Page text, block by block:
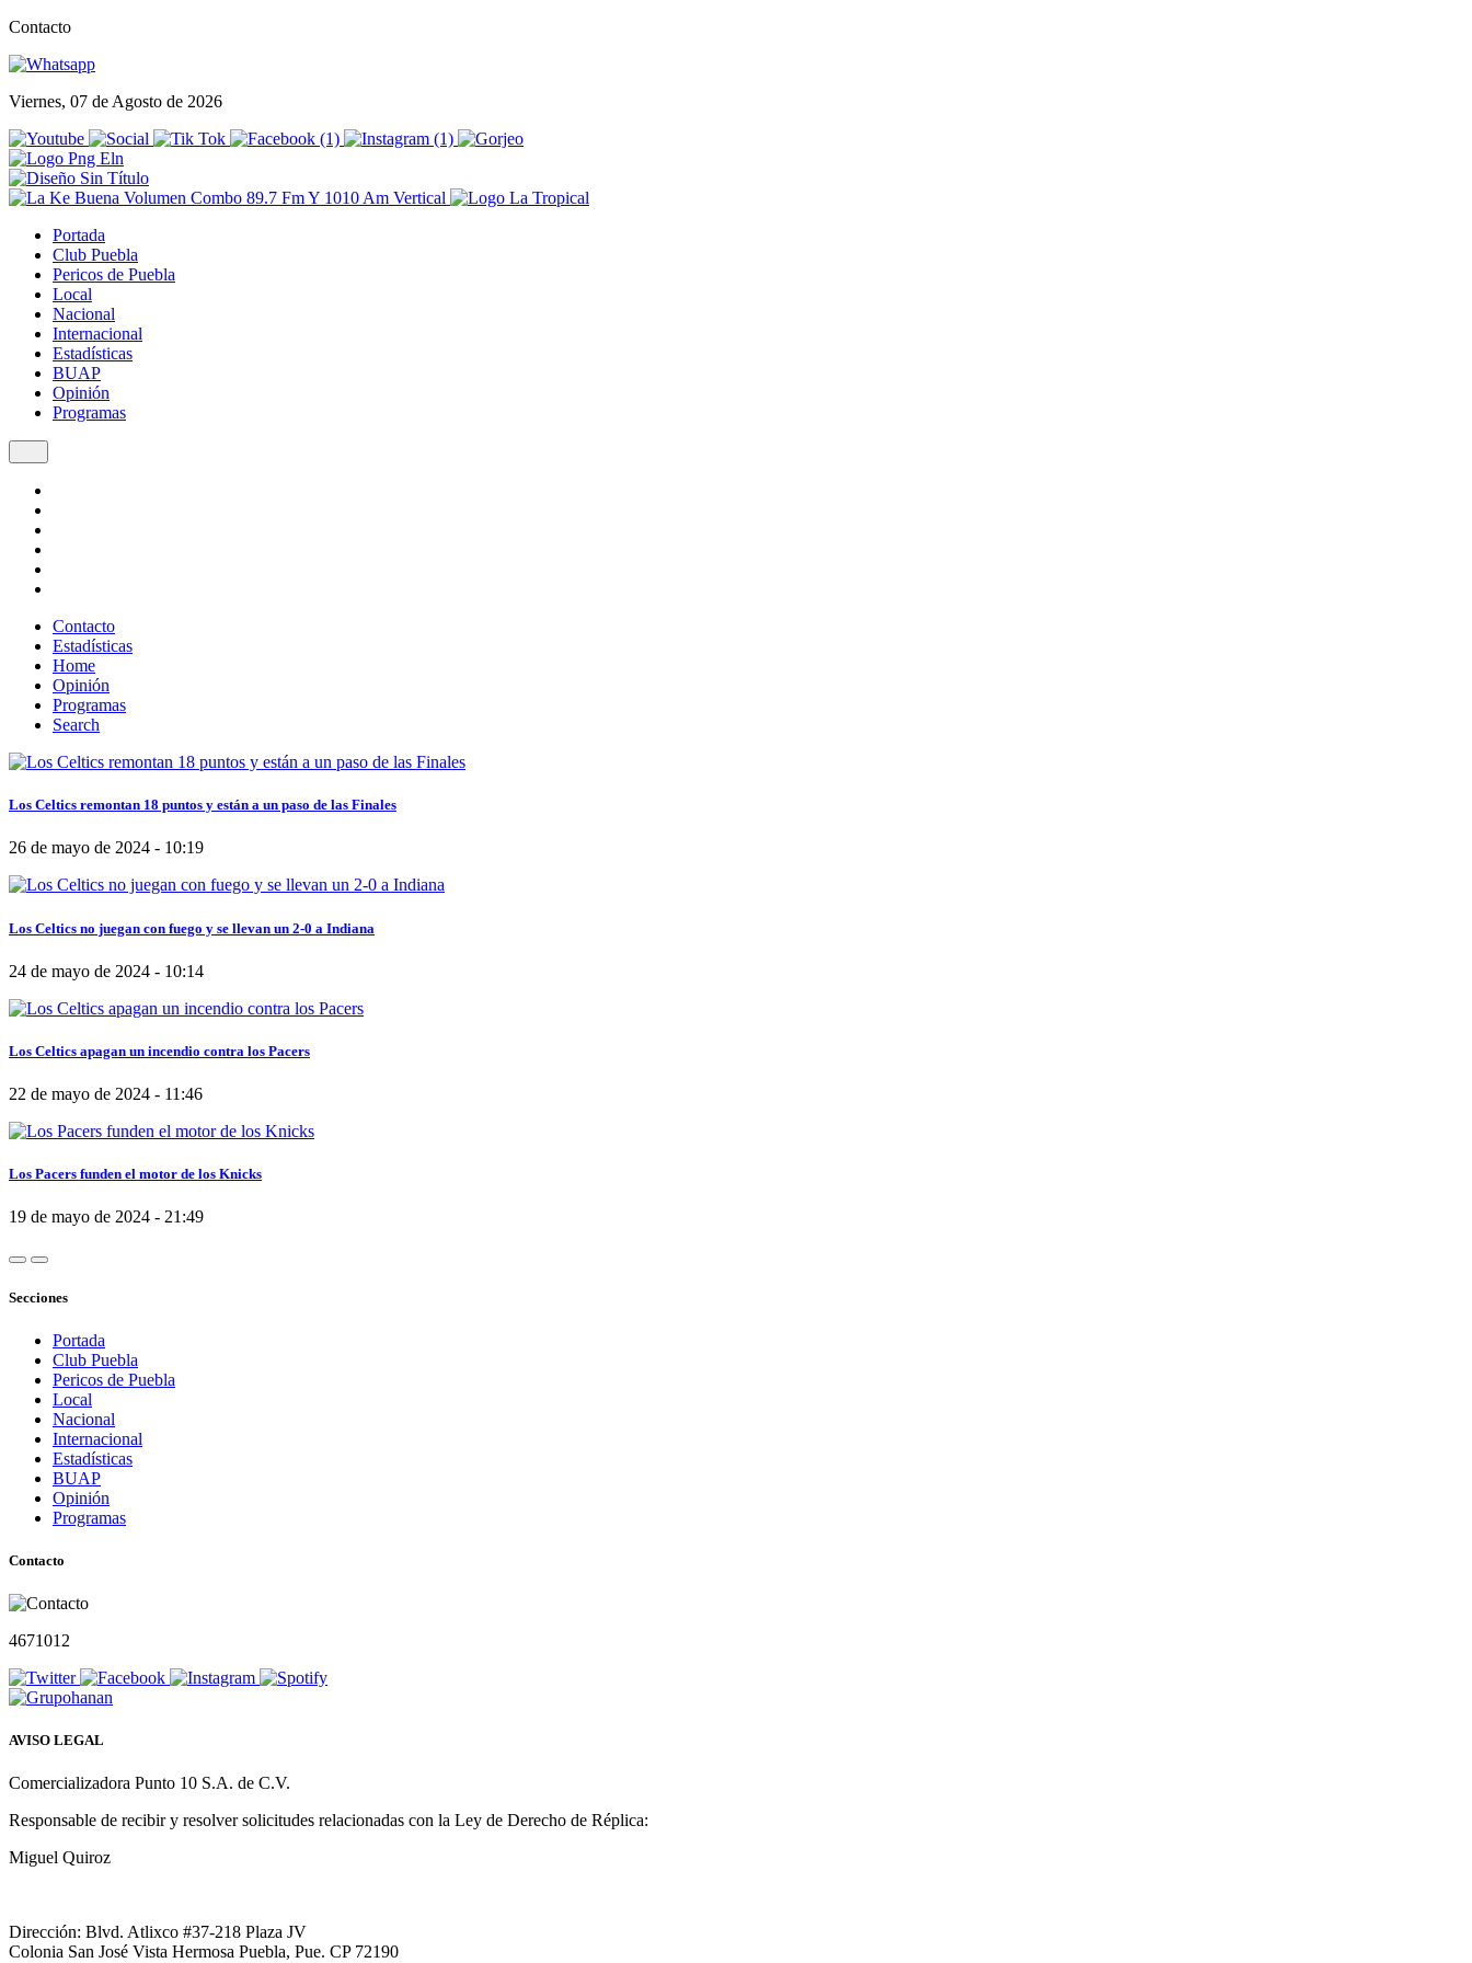
Contacto
Viernes, 07 de Agosto de 2026
Portada
Club Puebla
Pericos de Puebla
Local
Nacional
Internacional
Estadísticas
BUAP
Opinión
Programas
Contacto
Estadísticas
Home
Opinión
Programas
Search
Los Celtics remontan 18 puntos y están a un paso de las Finales
26 de mayo de 2024 - 10:19
Los Celtics no juegan con fuego y se llevan un 2-0 a Indiana
24 de mayo de 2024 - 10:14
Los Celtics apagan un incendio contra los Pacers
22 de mayo de 2024 - 11:46
Los Pacers funden el motor de los Knicks
19 de mayo de 2024 - 21:49
Secciones
Portada
Club Puebla
Pericos de Puebla
Local
Nacional
Internacional
Estadísticas
BUAP
Opinión
Programas
Contacto
4671012
AVISO LEGAL
Comercializadora Punto 10 S.A. de C.V.
Responsable de recibir y resolver solicitudes relacionadas con la Ley de Derecho de Réplica:
Miguel Quiroz
Dirección: Blvd. Atlixco #37-218 Plaza JV
Colonia San José Vista Hermosa Puebla, Pue. CP 72190